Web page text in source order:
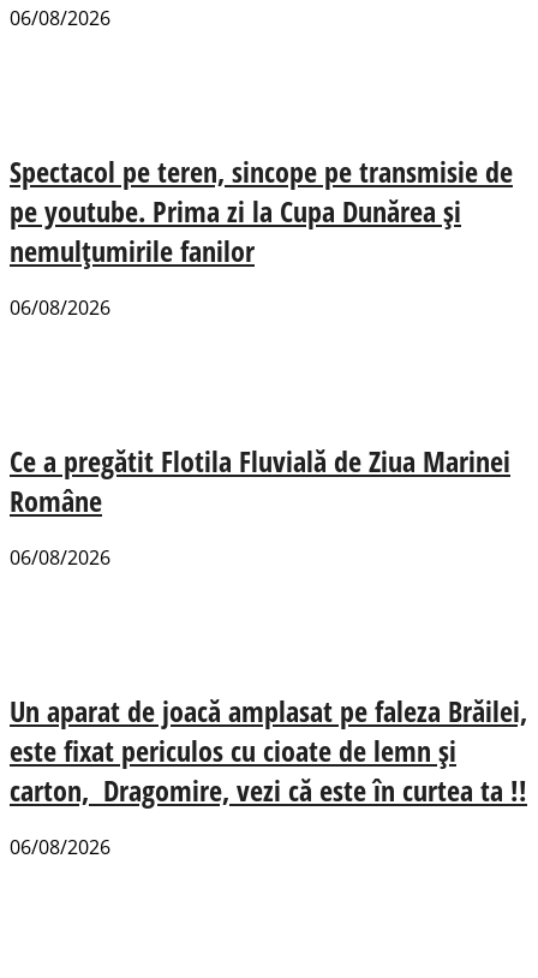
06/08/2026
Spectacol pe teren, sincope pe transmisie de
pe youtube. Prima zi la Cupa Dunărea și
nemulțumirile fanilor
06/08/2026
Ce a pregătit Flotila Fluvială de Ziua Marinei
Române
06/08/2026
Un aparat de joacă amplasat pe faleza Brăilei,
este fixat periculos cu cioate de lemn și
carton, Dragomire, vezi că este în curtea ta !!
06/08/2026